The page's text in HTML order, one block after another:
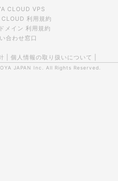
CLOUD VPS
CLOUD 利用規約
メイン 利用規約
合わせ窓口
個人情報の取り扱いについて
JAPAN Inc. All Rights Reserved.